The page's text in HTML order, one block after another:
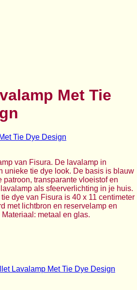
Met Tie
van Fisura. De lavalamp in
unieke tie dye look. De basis is blauw
patroon, transparante vloeistof en
als sfeerverlichting in je huis.
dye van Fisura is 40 x 11 centimeter
met lichtbron en reservelamp en
metaal en glas.
Lavalamp Met Tie Dye Design